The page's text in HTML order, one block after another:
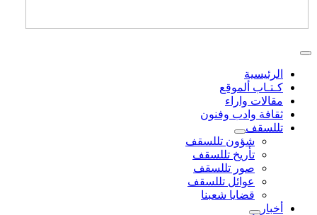
الرئيسية
كـتـاب ألموقع
مقالات واراء
ثقافة وادب وفنون
تللسقف
شؤون تللسقف
تأريخ تللسقف
صور تللسقف
عوائل تللسقف
قضايا شعبنا
أخبار